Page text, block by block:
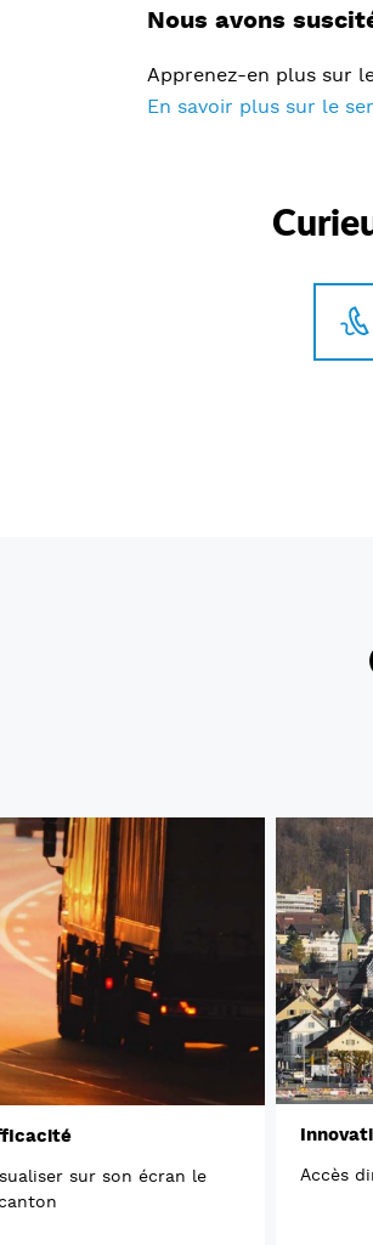
Nous avons
Apprenez-en plus sur
En savoir plus sur le
sur son écran le
Accès